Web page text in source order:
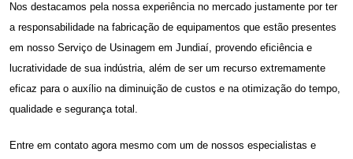
Nos destacamos pela nossa experiência no mercado justamente por ter
a responsabilidade na fabricação de equipamentos que estão presentes
em nosso Serviço de Usinagem em Jundiaí, provendo eficiência e
lucratividade de sua indústria, além de ser um recurso extremamente
eficaz para o auxílio na diminuição de custos e na otimização do tempo,
qualidade e segurança total.
Entre em contato agora mesmo com um de nossos especialistas e